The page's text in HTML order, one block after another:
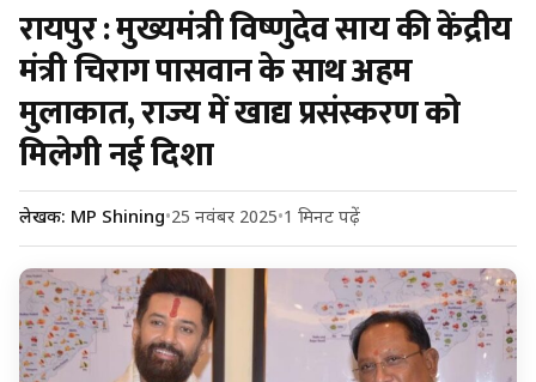
रायपुर : मुख्यमंत्री विष्णुदेव साय की केंद्रीय
मंत्री चिराग पासवान के साथ अहम
मुलाकात, राज्य में खाद्य प्रसंस्करण को
मिलेगी नई दिशा
लेखक: MP Shining•25 नवंबर 2025•1 मिनट पढ़ें